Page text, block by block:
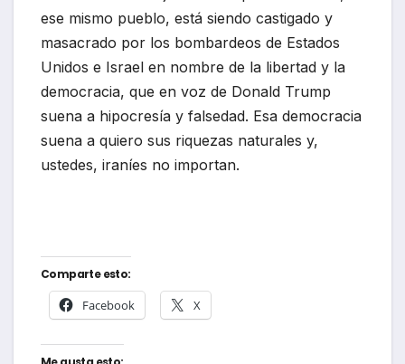
ese mismo pueblo, está siendo castigado y
masacrado por los bombardeos de Estados
Unidos e Israel en nombre de la libertad y la
democracia, que en voz de Donald Trump
suena a hipocresía y falsedad. Esa democracia
suena a quiero sus riquezas naturales y,
ustedes, iraníes no importan.
Comparte esto:
Facebook X